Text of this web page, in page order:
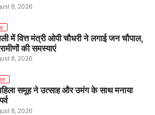
8, 2026
में वित्त मंत्री ओपी चौधरी ने लगाई जन चौपाल,
की समस्याएं
8, 2026
समूह ने उत्साह और उमंग के साथ मनाया
8, 2026